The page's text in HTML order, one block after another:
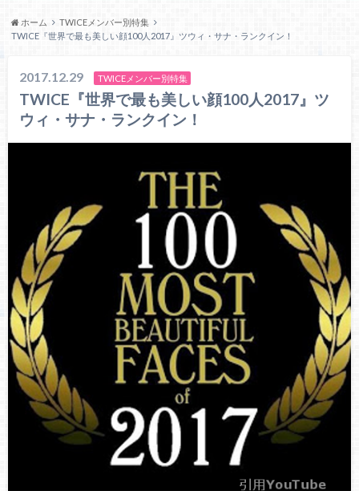
ホーム
TWICEメンバー別特集
TWICE『世界で最も美しい顔100人2017』ツウィ・サナ・ランクイン！
2017.12.29 TWICEメンバー別特集
TWICE『世界で最も美しい顔100人2017』ツ
ウィ・サナ・ランクイン！